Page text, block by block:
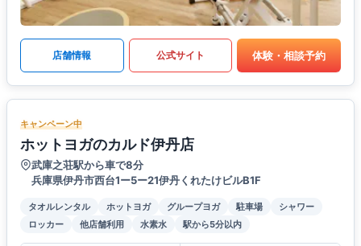
店舗情報 公式サイト 体験・相談予約
キャンペーン中
ホットヨガのカルド伊丹店
武庫之荘駅から車で8分
兵庫県伊丹市西台1ー5ー21伊丹くれたけビルB1F
タオルレンタル ホットヨガ グループヨガ 駐車場
シャワー
ロッカー
他店舗利用 水素水 駅から5分以内